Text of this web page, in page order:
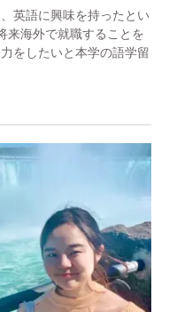
英語に興味を持ったとい
来海外で就職することを
をしたいと本学の語学留